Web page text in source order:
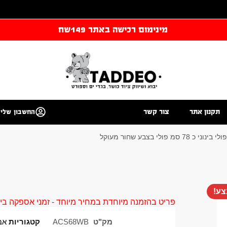
מינימום רכישה באתר 149שח
תקנון אתר צור קשר החשבון שלי
כ 78 סמ פולי בצבע שחור מעוקל
פריט בהזמנה מיוחדת במחיר מיוחד - זמני אספקה בין 40 ל 90 ימי עסקים צור קשר
מק"ט ACS68WB קטגוריות